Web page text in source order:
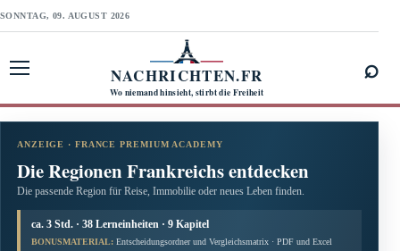
SONNTAG, 09. AUGUST 2026
NACHRICHTEN.FR
Wo niemand hinsieht, stirbt die Freiheit
⌕
ANZEIGE · FRANCE PREMIUM ACADEMY
Die Regionen Frankreichs entdecken
Die passende Region für Reise, Immobilie oder neues Leben finden.
ca. 3 Std. · 38 Lerneinheiten · 9 Kapitel
BONUSMATERIAL: Entscheidungsordner und Vergleichsmatrix · PDF und Excel